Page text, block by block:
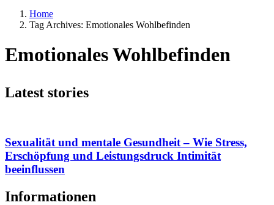
Home
Tag Archives: Emotionales Wohlbefinden
Emotionales Wohlbefinden
Latest stories
Sexualität und mentale Gesundheit – Wie Stress,
Erschöpfung und Leistungsdruck Intimität
beeinflussen
Informationen